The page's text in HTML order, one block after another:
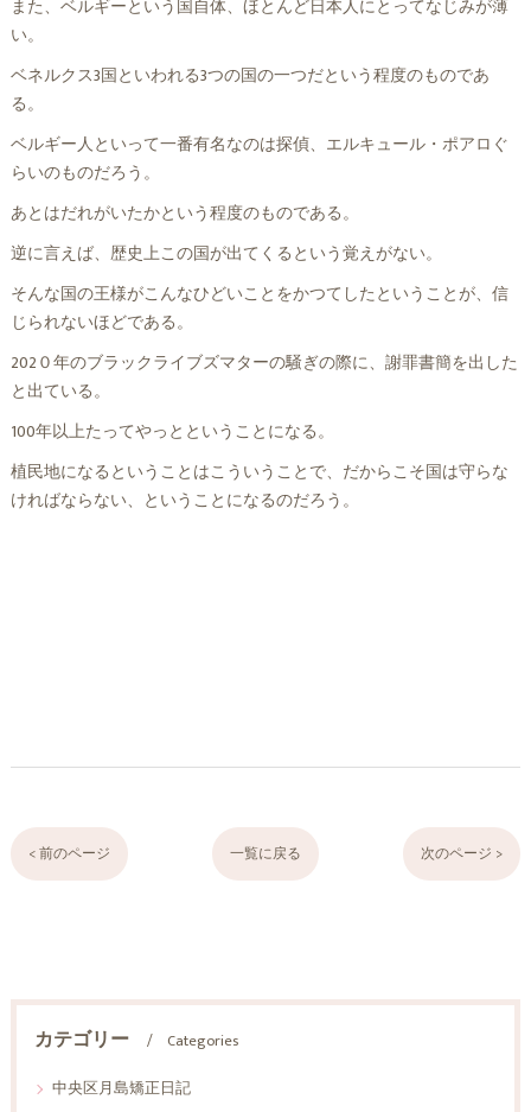
また、ベルギーという国自体、ほとんど日本人にとってなじみが薄
い。
ベネルクス3国といわれる3つの国の一つだという程度のものであ
る。
ベルギー人といって一番有名なのは探偵、エルキュール・ポアロぐ
らいのものだろう。
あとはだれがいたかという程度のものである。
逆に言えば、歴史上この国が出てくるという覚えがない。
そんな国の王様がこんなひどいことをかつてしたということが、信
じられないほどである。
202０年のブラックライブズマターの騒ぎの際に、謝罪書簡を出した
と出ている。
100年以上たってやっとということになる。
植民地になるということはこういうことで、だからこそ国は守らな
ければならない、ということになるのだろう。
< 前のページ 一覧に戻る 次のページ >
カテゴリー
Categories
中央区月島矯正日記